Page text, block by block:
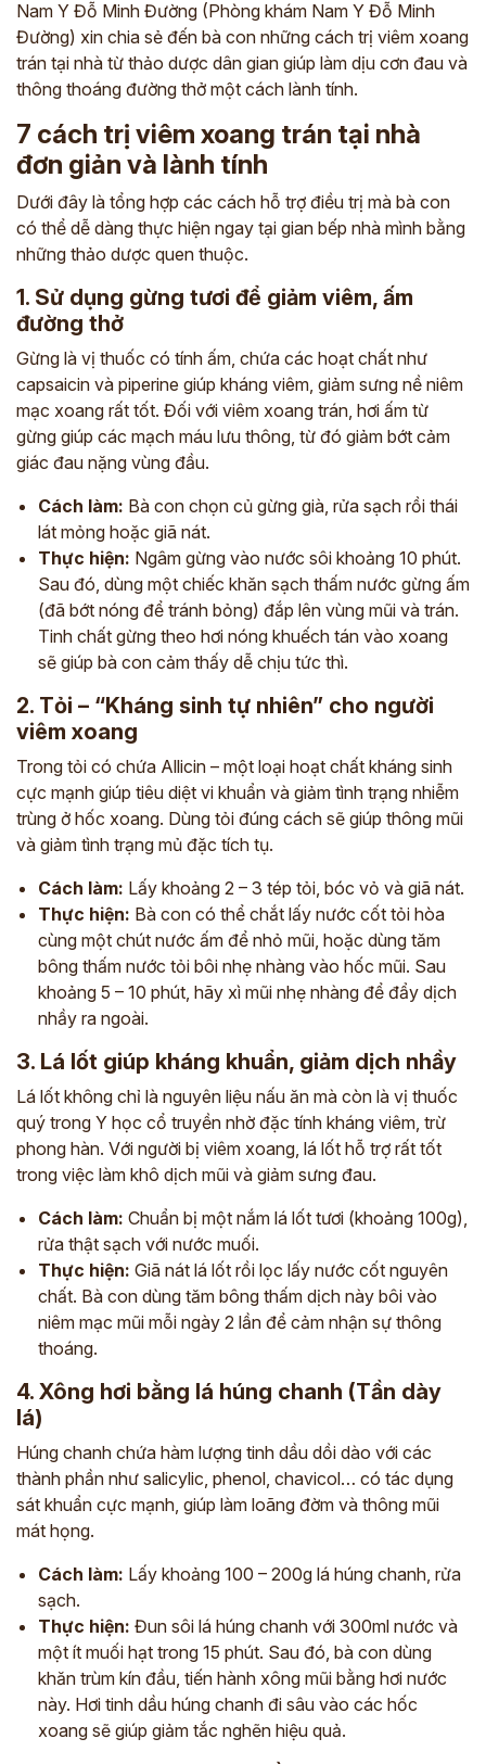
Nam Y Đỗ Minh Đường (Phòng khám Nam Y Đỗ Minh
Đường) xin chia sẻ đến bà con những cách trị viêm xoang
trán tại nhà từ thảo dược dân gian giúp làm dịu cơn đau và
thông thoáng đường thở một cách lành tính.
7 cách trị viêm xoang trán tại nhà
đơn giản và lành tính
Dưới đây là tổng hợp các cách hỗ trợ điều trị mà bà con
có thể dễ dàng thực hiện ngay tại gian bếp nhà mình bằng
những thảo dược quen thuộc.
1. Sử dụng gừng tươi để giảm viêm, ấm
đường thở
Gừng là vị thuốc có tính ấm, chứa các hoạt chất như
capsaicin và piperine giúp kháng viêm, giảm sưng nề niêm
mạc xoang rất tốt. Đối với viêm xoang trán, hơi ấm từ
gừng giúp các mạch máu lưu thông, từ đó giảm bớt cảm
giác đau nặng vùng đầu.
Cách làm: Bà con chọn củ gừng già, rửa sạch rồi thái
lát mỏng hoặc giã nát.
Thực hiện: Ngâm gừng vào nước sôi khoảng 10 phút.
Sau đó, dùng một chiếc khăn sạch thấm nước gừng ấm
(đã bớt nóng để tránh bỏng) đắp lên vùng mũi và trán.
Tinh chất gừng theo hơi nóng khuếch tán vào xoang
sẽ giúp bà con cảm thấy dễ chịu tức thì.
2. Tỏi – “Kháng sinh tự nhiên” cho người
viêm xoang
Trong tỏi có chứa Allicin – một loại hoạt chất kháng sinh
cực mạnh giúp tiêu diệt vi khuẩn và giảm tình trạng nhiễm
trùng ở hốc xoang. Dùng tỏi đúng cách sẽ giúp thông mũi
và giảm tình trạng mủ đặc tích tụ.
Cách làm: Lấy khoảng 2 – 3 tép tỏi, bóc vỏ và giã nát.
Thực hiện: Bà con có thể chắt lấy nước cốt tỏi hòa
cùng một chút nước ấm để nhỏ mũi, hoặc dùng tăm
bông thấm nước tỏi bôi nhẹ nhàng vào hốc mũi. Sau
khoảng 5 – 10 phút, hãy xì mũi nhẹ nhàng để đẩy dịch
nhầy ra ngoài.
3. Lá lốt giúp kháng khuẩn, giảm dịch nhầy
Lá lốt không chỉ là nguyên liệu nấu ăn mà còn là vị thuốc
quý trong Y học cổ truyền nhờ đặc tính kháng viêm, trừ
phong hàn. Với người bị viêm xoang, lá lốt hỗ trợ rất tốt
trong việc làm khô dịch mũi và giảm sưng đau.
Cách làm: Chuẩn bị một nắm lá lốt tươi (khoảng 100g),
rửa thật sạch với nước muối.
Thực hiện: Giã nát lá lốt rồi lọc lấy nước cốt nguyên
chất. Bà con dùng tăm bông thấm dịch này bôi vào
niêm mạc mũi mỗi ngày 2 lần để cảm nhận sự thông
thoáng.
4. Xông hơi bằng lá húng chanh (Tần dày
lá)
Húng chanh chứa hàm lượng tinh dầu dồi dào với các
thành phần như salicylic, phenol, chavicol… có tác dụng
sát khuẩn cực mạnh, giúp làm loãng đờm và thông mũi
mát họng.
Cách làm: Lấy khoảng 100 – 200g lá húng chanh, rửa
sạch.
Thực hiện: Đun sôi lá húng chanh với 300ml nước và
một ít muối hạt trong 15 phút. Sau đó, bà con dùng
khăn trùm kín đầu, tiến hành xông mũi bằng hơi nước
này. Hơi tinh dầu húng chanh đi sâu vào các hốc
xoang sẽ giúp giảm tắc nghẽn hiệu quả.